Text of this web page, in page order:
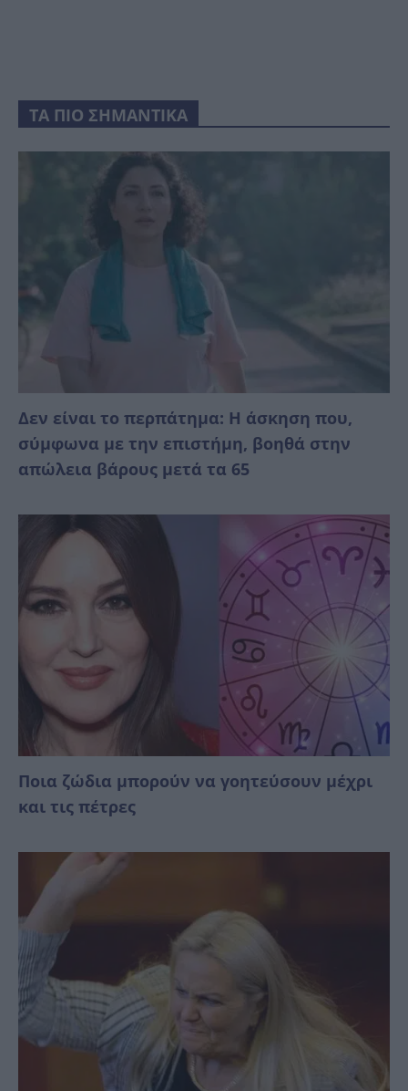
ΤΑ ΠΙΟ ΣΗΜΑΝΤΙΚΑ
Δεν είναι το περπάτημα: Η άσκηση που,
σύμφωνα με την επιστήμη, βοηθά στην
απώλεια βάρους μετά τα 65
Ποια ζώδια μπορούν να γοητεύσουν μέχρι
και τις πέτρες